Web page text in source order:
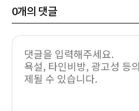
0개의 댓글